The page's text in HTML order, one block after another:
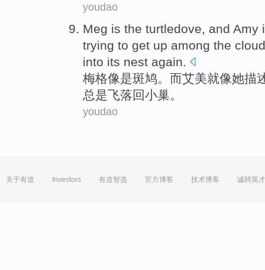
youdao
Meg is the turtledove, and Amy
trying to get up among the
into its nest again.
梅格像是斑鸠。 而艾美就像她描
总是飞落回小巢。
youdao
关于有道 Investors 有道智选 官方博客 技术博客 诚聘英才